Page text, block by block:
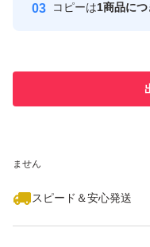
ません
スピード＆安心発送
コピーは1商品につ